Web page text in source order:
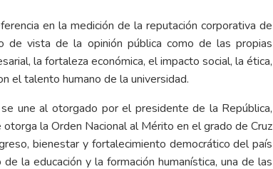
en la medición de la reputación corporativa de
vista de la opinión pública como de las propias
la fortaleza económica, el impacto social, la ética,
el talento humano de la universidad.
une al otorgado por el presidente de la República,
la Orden Nacional al Mérito en el grado de Cruz
bienestar y fortalecimiento democrático del país
la educación y la formación humanística, una de las